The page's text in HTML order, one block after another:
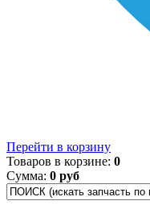
Перейти в корзину
Товаров в корзине: 0
Сумма: 0 руб